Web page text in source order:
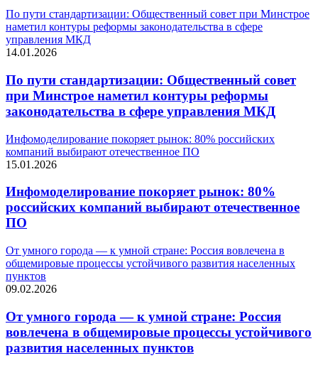
По пути стандартизации: Общественный совет при Минстрое
наметил контуры реформы законодательства в сфере
управления МКД
14.01.2026
По пути стандартизации: Общественный совет
при Минстрое наметил контуры реформы
законодательства в сфере управления МКД
Инфомоделирование покоряет рынок: 80% российских
компаний выбирают отечественное ПО
15.01.2026
Инфомоделирование покоряет рынок: 80%
российских компаний выбирают отечественное
ПО
От умного города — к умной стране: Россия вовлечена в
общемировые процессы устойчивого развития населенных
пунктов
09.02.2026
От умного города — к умной стране: Россия
вовлечена в общемировые процессы устойчивого
развития населенных пунктов